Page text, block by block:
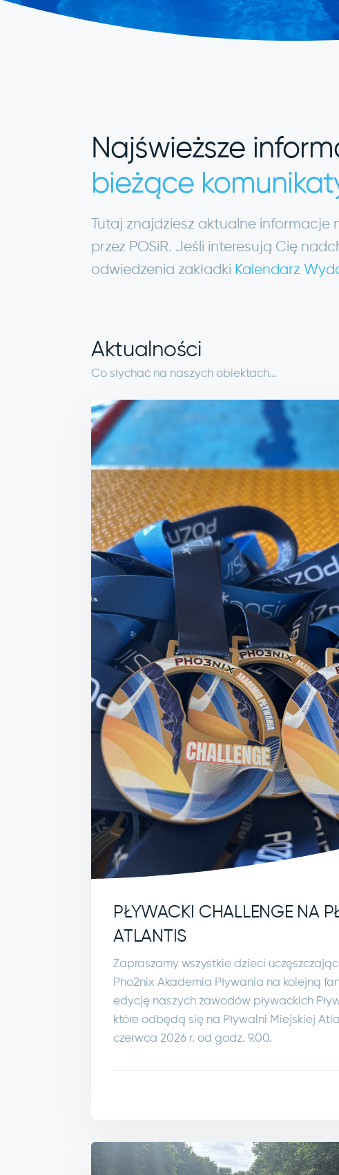
Najświeższe
bieżące
Tutaj znajdziesz aktualne
przez POSiR. Jeśli interesują Cię
odwiedzenia zakładki Kalendarz
Aktualności
Co słychać na naszych obiektach…
PŁYWACKI CHALLENGE NA
ATLANTIS
Zapraszamy wszystkie dzieci
Pho2nix Akademia Pływania na kolejną
edycję naszych zawodów pływackich
które odbędą się na Pływalni Miejskiej
czerwca 2026 r. od godz. 9.00.